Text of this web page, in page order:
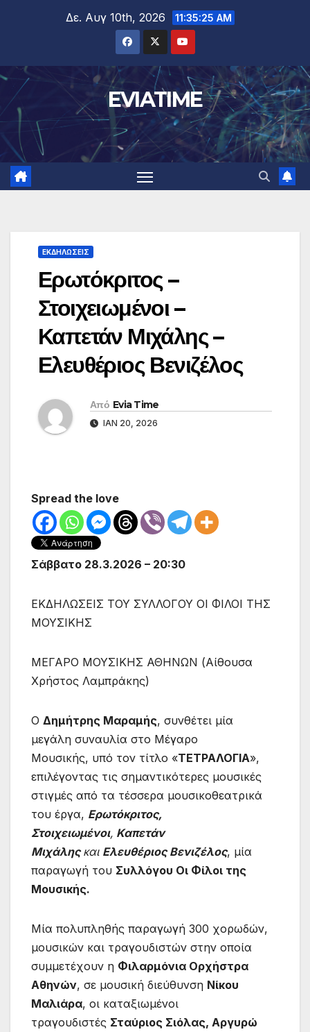
Δε. Αυγ 10th, 2026 11:35:26 AM
EVIATIME
ΕΚΔΗΛΩΣΕΙΣ
Ερωτόκριτος –
Στοιχειωμένοι –
Καπετάν Μιχάλης –
Ελευθέριος Βενιζέλος
Από Evia Time
ΙΑΝ 20, 2026
Spread the love
Σάββατο 28.3.2026 – 20:30
ΕΚΔΗΛΩΣΕΙΣ ΤΟΥ ΣΥΛΛΟΓΟΥ ΟΙ ΦΙΛΟΙ ΤΗΣ
ΜΟΥΣΙΚΗΣ
ΜΕΓΑΡΟ ΜΟΥΣΙΚΗΣ ΑΘΗΝΩΝ (Αίθουσα
Χρήστος Λαμπράκης)
Ο Δημήτρης Μαραμής, συνθέτει μία
μεγάλη συναυλία στο Μέγαρο
Μουσικής, υπό τον τίτλο «ΤΕΤΡΑΛΟΓΙΑ»,
επιλέγοντας τις σημαντικότερες μουσικές
στιγμές από τα τέσσερα μουσικοθεατρικά
του έργα, Ερωτόκριτος,
Στοιχειωμένοι, Καπετάν
Μιχάληςκαι Ελευθέριος Βενιζέλος, μία
παραγωγή του Συλλόγου Οι Φίλοι της
Μουσικής.
Μία πολυπληθής παραγωγή 300 χορωδών,
μουσικών και τραγουδιστών στην οποία
συμμετέχουν η Φιλαρμόνια Ορχήστρα
Αθηνών, σε μουσική διεύθυνση Νίκου
Μαλιάρα, οι καταξιωμένοι
τραγουδιστές Σταύριος Σιόλας, Αργυρώ